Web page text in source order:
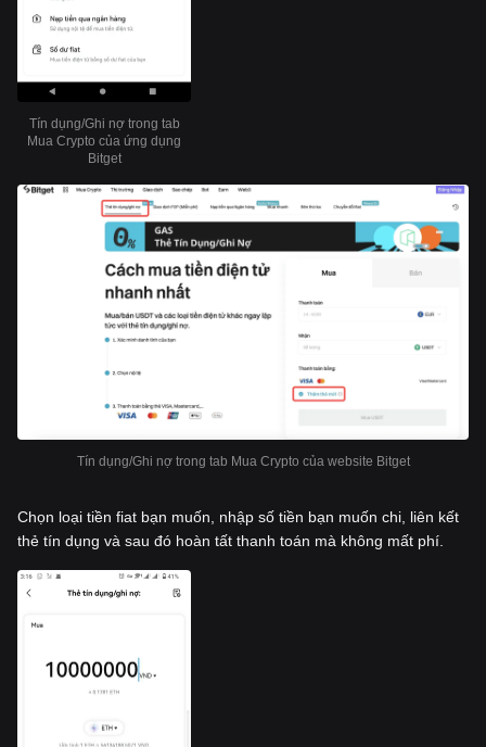
Tín dụng/Ghi nợ trong tab
Mua Crypto của ứng dụng
Bitget
Tín dụng/Ghi nợ trong tab Mua Crypto của website Bitget
Chọn loại tiền fiat bạn muốn, nhập số tiền bạn muốn chi, liên kết
thẻ tín dụng và sau đó hoàn tất thanh toán mà không mất phí.